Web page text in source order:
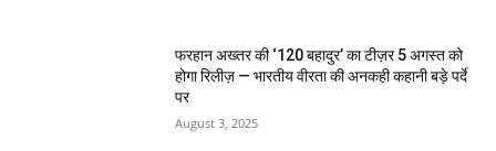
फरहान अख्तर की ‘120 बहादुर’ का टीज़र 5 अगस्त को
होगा रिलीज़ — भारतीय वीरता की अनकही कहानी बड़े पर्दे
पर
August 3, 2025